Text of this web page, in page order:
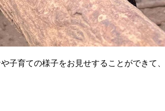
子育ての様子をお見せすることができて、